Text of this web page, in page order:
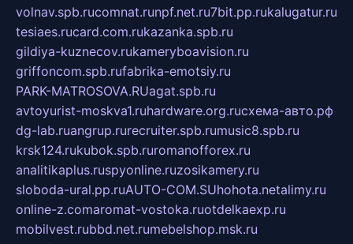
volnav.spb.rucomnat.runpf.net.ru7bit.pp.rukalugatur.ru
tesiaes.rucard.com.rukazanka.spb.ru
gildiya-kuznecov.rukameryboavision.ru
griffoncom.spb.rufabrika-emotsiy.ru
PARK-MATROSOVA.RUagat.spb.ru
avtoyurist-moskva1.ruhardware.org.ruсхема-авто.рф
dg-lab.ruangrup.rurecruiter.spb.rumusic8.spb.ru
krsk124.rukubok.spb.ruromanofforex.ru
analitikaplus.ruspyonline.ruzosikamery.ru
sloboda-ural.pp.ruAUTO-COM.SUhohota.netalimy.ru
online-z.comaromat-vostoka.ruotdelkaexp.ru
mobilvest.rubbd.net.rumebelshop.msk.ru